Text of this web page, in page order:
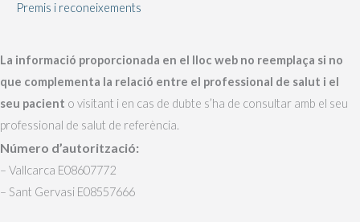
Premis i reconeixements
La informació proporcionada en el lloc web no reemplaça si no
que complementa la relació entre el professional de salut i el
seu pacient o visitant i en cas de dubte s’ha de consultar amb el seu
professional de salut de referència.
Número d’autorització:
– Vallcarca E08607772
– Sant Gervasi E08557666